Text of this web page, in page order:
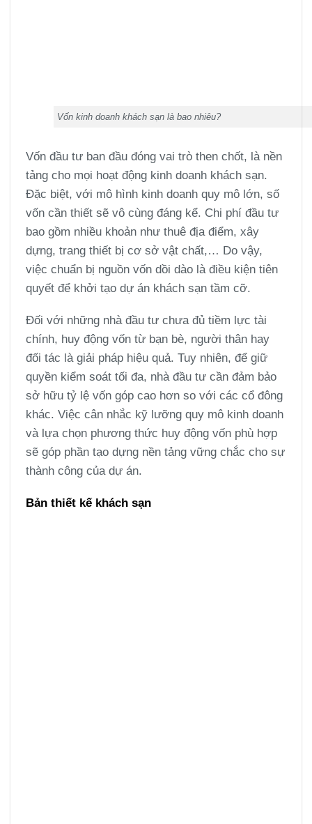
Vốn kinh doanh khách sạn là bao nhiêu?
Vốn đầu tư ban đầu đóng vai trò then chốt, là nền
tảng cho mọi hoạt động kinh doanh khách sạn.
Đặc biệt, với mô hình kinh doanh quy mô lớn, số
vốn cần thiết sẽ vô cùng đáng kể. Chi phí đầu tư
bao gồm nhiều khoản như thuê địa điểm, xây
dựng, trang thiết bị cơ sở vật chất,… Do vậy,
việc chuẩn bị nguồn vốn dồi dào là điều kiện tiên
quyết để khởi tạo dự án khách sạn tầm cỡ.
Đối với những nhà đầu tư chưa đủ tiềm lực tài
chính, huy động vốn từ bạn bè, người thân hay
đối tác là giải pháp hiệu quả. Tuy nhiên, để giữ
quyền kiểm soát tối đa, nhà đầu tư cần đảm bảo
sở hữu tỷ lệ vốn góp cao hơn so với các cổ đông
khác. Việc cân nhắc kỹ lưỡng quy mô kinh doanh
và lựa chọn phương thức huy động vốn phù hợp
sẽ góp phần tạo dựng nền tảng vững chắc cho sự
thành công của dự án.
Bản thiết kế khách sạn